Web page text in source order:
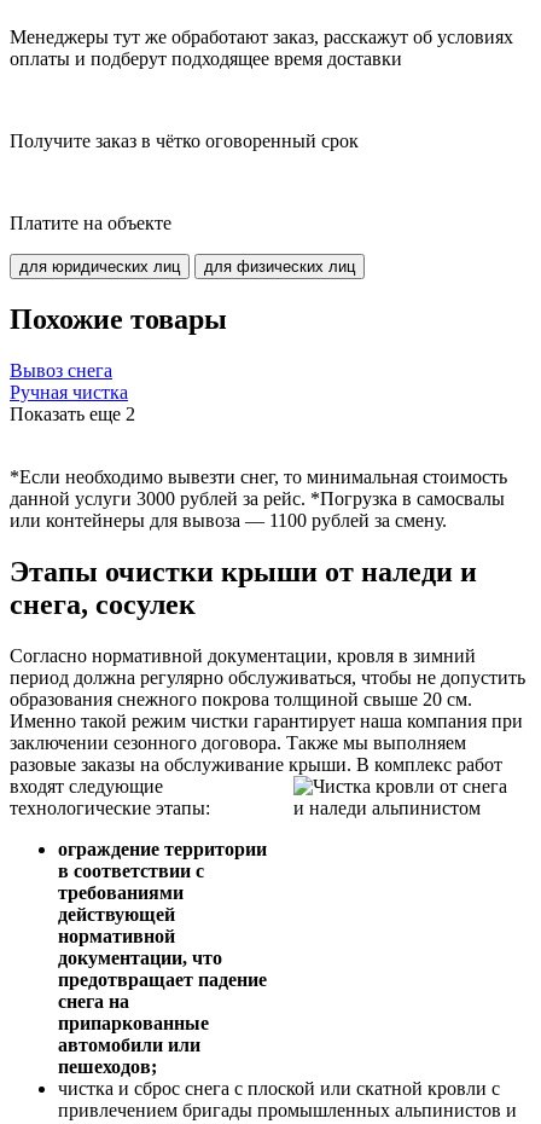
Менеджеры тут же обработают заказ, расскажут об условиях
оплаты и подберут подходящее время доставки
Получите заказ в чётко оговоренный срок
Платите на объекте
для юридических лиц для физических лиц
Похожие товары
Вывоз снега
Ручная чистка
Показать еще 2
*Если необходимо вывезти снег, то минимальная стоимость
данной услуги 3000 рублей за рейс. *Погрузка в самосвалы
или контейнеры для вывоза — 1100 рублей за смену.
Этапы очистки крыши от наледи и
снега, сосулек
Согласно нормативной документации, кровля в зимний
период должна регулярно обслуживаться, чтобы не допустить
образования снежного покрова толщиной свыше 20 см.
Именно такой режим чистки гарантирует наша компания при
заключении сезонного договора. Также мы выполняем
разовые заказы на обслуживание крыши. В комплекс работ
входят следующие
технологические этапы:
ограждение территории
в соответствии с
требованиями
действующей
нормативной
документации, что
предотвращает падение
снега на
припаркованные
автомобили или
пешеходов;
чистка и сброс снега с плоской или скатной кровли с
привлечением бригады промышленных альпинистов и